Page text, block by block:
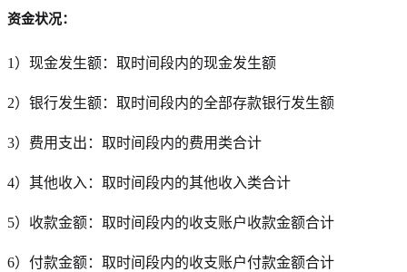
资金状况：
1）现金发生额：取时间段内的现金发生额
2）银行发生额：取时间段内的全部存款银行发生额
3）费用支出：取时间段内的费用类合计
4）其他收入：取时间段内的其他收入类合计
5）收款金额：取时间段内的收支账户收款金额合计
6）付款金额：取时间段内的收支账户付款金额合计